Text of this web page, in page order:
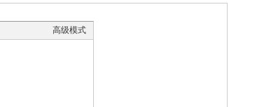
高级模式